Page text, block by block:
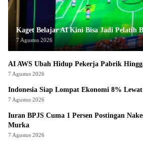
Kaget Belajar AI Kini Bisa Jadi Pelatih
7 Agustus 2026
AI AWS Ubah Hidup Pekerja Pabrik
7 Agustus 2026
Indonesia Siap Lompat Ekonomi 8%
7 Agustus 2026
Iuran BPJS Cuma 1 Persen Postingan
Murka
7 Agustus 2026